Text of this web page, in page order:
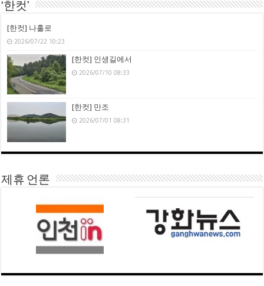
‘한컷’
[한컷] 나홀로
2026/07/22 10:23
[한컷] 인생길에서
2026/07/10 08:33
[한컷] 만조
2026/07/01 08:31
제휴 언론